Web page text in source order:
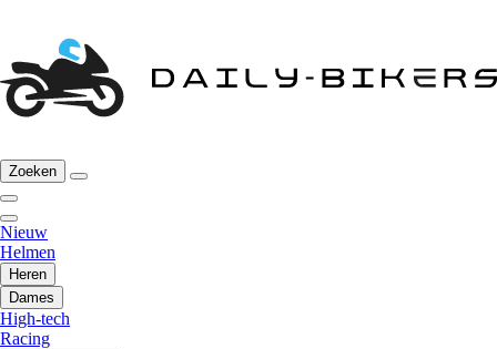
Zoeken
Nieuw
Helmen
Heren
Dames
High-tech
Racing